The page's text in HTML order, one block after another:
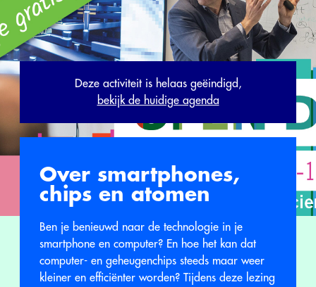
Deze activiteit is helaas geëindigd,
bekijk de huidige agenda
Over smartphones,
chips en atomen
Ben je benieuwd naar de technologie in je
smartphone en computer? En hoe het kan dat
computer- en geheugenchips steeds maar weer
kleiner en efficiënter worden? Tijdens deze lezing